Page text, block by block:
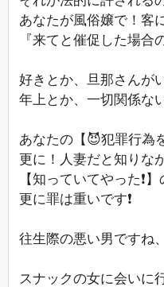
あなたが風俗嬢で！客
『来てと催促した場合
好きとか、旦那さんが
年上とか、一切関係ない
あなたの【😈犯罪行為
更に！人妻だと知りな
【知っていてやった❗
更に罪は重いです❗
往生際の悪い男ですね、
スナックの女に会いに